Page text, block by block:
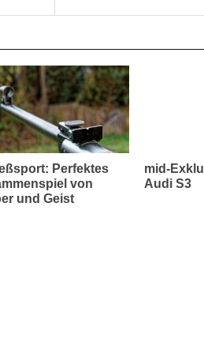
Perfektes
von
und Geist
mid-
Audi S3